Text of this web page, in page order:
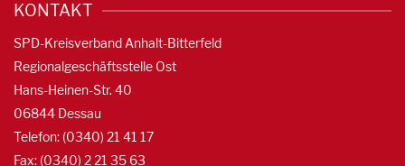
KONTAKT
SPD-Kreisverband Anhalt-Bitterfeld
Regionalgeschäftsstelle Ost
Hans-Heinen-Str. 40
06844 Dessau
Telefon: (0340) 21 41 17
Fax: (0340) 2 21 35 63